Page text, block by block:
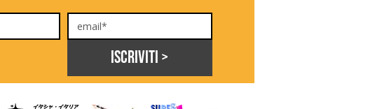
Iscriviti >